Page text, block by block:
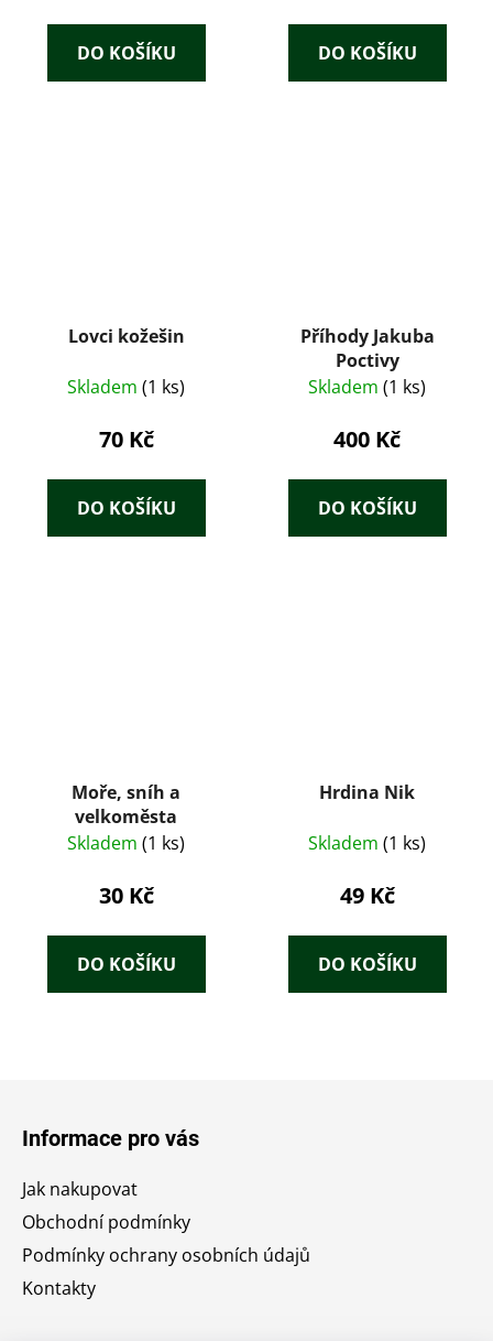
DO KOŠÍKU DO KOŠÍKU
Lovci kožešin
Skladem (1 ks)
70 Kč
DO KOŠÍKU
Příhody Jakuba
Poctivy
Skladem (1 ks)
400 Kč
DO KOŠÍKU
Moře, sníh a
velkoměsta
Skladem (1 ks)
30 Kč
DO KOŠÍKU
Hrdina Nik
Skladem (1 ks)
49 Kč
DO KOŠÍKU
Informace pro vás
Jak nakupovat
Obchodní podmínky
Podmínky ochrany osobních údajů
Kontakty